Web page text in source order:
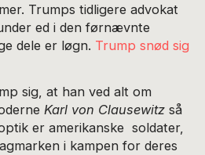
Trumps tidligere advokat
ed i den førnævnte
dele er løgn. Trump snød sig
sig, at han ved alt om
Karl von Clausewitz så
er amerikanske soldater,
i kampen for deres